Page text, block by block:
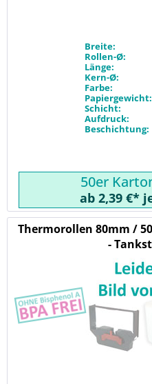
Breite:
Rollen-Ø:
Länge:
Kern-Ø:
Farbe:
Papiergewicht:
Schicht:
Aufdruck:
Beschichtung:
50er
ab 2,39 €*
Thermorollen 80mm /
-